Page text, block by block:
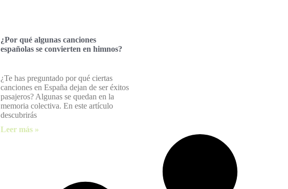
¿Por qué algunas canciones
españolas se convierten en himnos?
¿Te has preguntado por qué ciertas
canciones en España dejan de ser éxitos
pasajeros? Algunas se quedan en la
memoria colectiva. En este artículo
descubrirás
Leer más »